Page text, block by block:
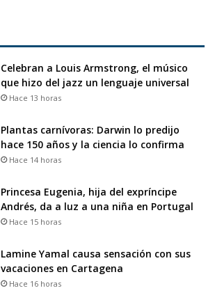
Celebran a Louis Armstrong, el músico
que hizo del jazz un lenguaje universal
Hace 13 horas
Plantas carnívoras: Darwin lo predijo
hace 150 años y la ciencia lo confirma
Hace 14 horas
Princesa Eugenia, hija del expríncipe
Andrés, da a luz a una niña en Portugal
Hace 15 horas
Lamine Yamal causa sensación con sus
vacaciones en Cartagena
Hace 16 horas